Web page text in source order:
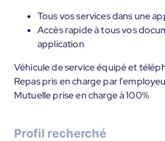
Tous vos services dans une
Accès rapide à tous vos
application
Véhicule de service équipé et
Repas pris en charge par
Mutuelle prise en charge à 100%
Profil recherché